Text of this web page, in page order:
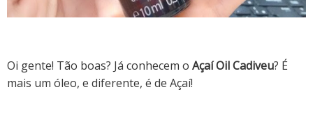
Oi gente! Tão boas? Já conhecem o Açaí Oil Cadiveu? É
mais um óleo, e diferente, é de Açaí!